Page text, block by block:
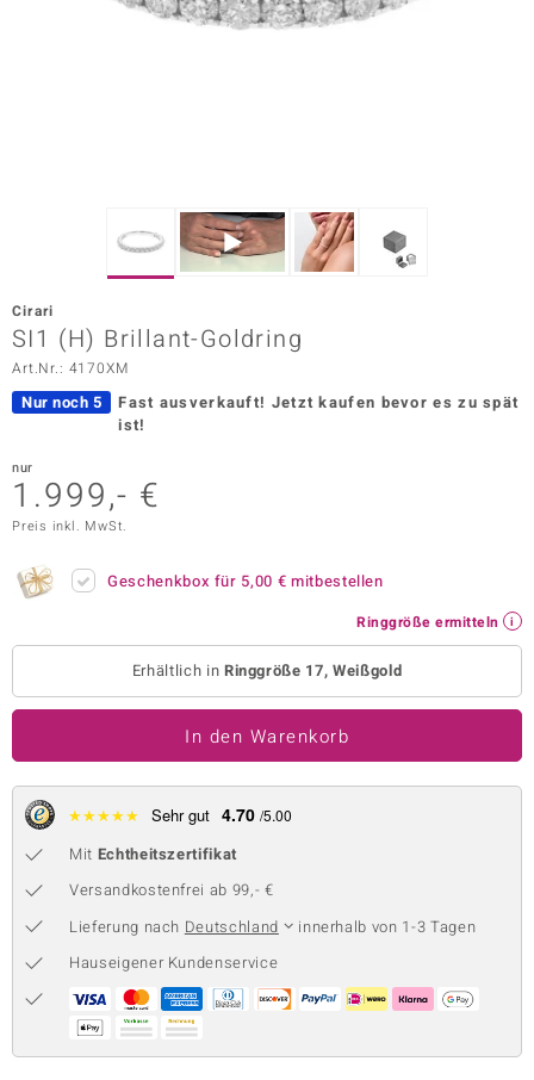
Vogue
Collection
BY DE MELO
Cirari
SI1 (H) Brillant-Goldring
Art.Nr.: 4170XM
Nur noch 5 Fast ausverkauft! Jetzt kaufen bevor es zu spät
ist!
nur
1.999,- €
Preis inkl. MwSt.
Geschenkbox für 5,00 € mitbestellen
Ringgröße ermitteln
Erhältlich in Ringgröße 17, Weißgold
In den Warenkorb
★★★★★ Sehr gut 4.70 /5.00
Mit Echtheitszertifikat
Versandkostenfrei ab 99,- €
Lieferung nach Deutschland
innerhalb von 1-3 Tagen
Hauseigener Kundenservice